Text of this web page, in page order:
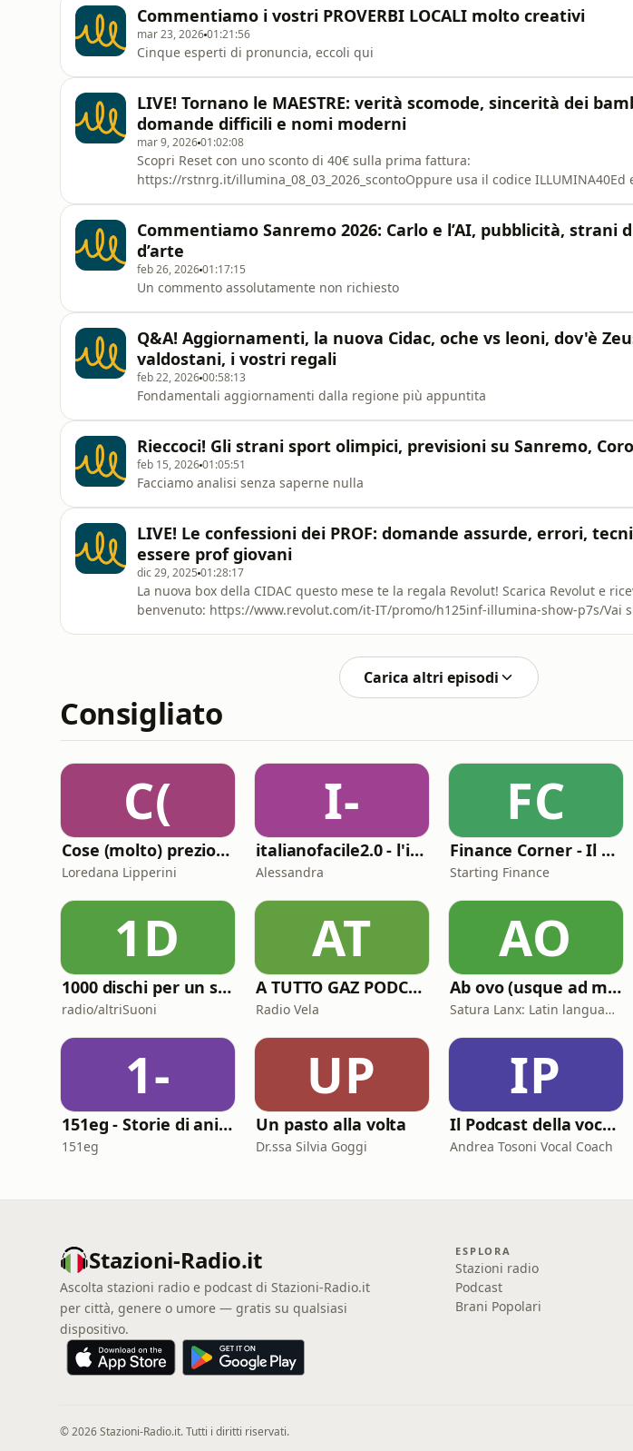
da Luca DodaroPuntata sponsorizzata da Reset
Commentiamo i vostri PROVERBI LOCALI molto creativi
mar 23, 202601:21:56
Cinque esperti di pronuncia, eccoli qui
LIVE! Tornano le MAESTRE: verità scomode, sincerità dei
domande difficili e nomi moderni
mar 9, 202601:02:08
Scopri Reset con uno sconto di 40€ sulla prima fattura:
https://rstnrg.it/illumina_08_03_2026_scontoOppure usa il codice ILLUMINA40Ed
Commentiamo Sanremo 2026: Carlo e l’AI, pubblicità, strani
d’arte
feb 26, 202601:17:15
Un commento assolutamente non richiesto
Q&A! Aggiornamenti, la nuova Cidac, oche vs leoni, dov'è
valdostani, i vostri regali
feb 22, 202600:58:13
Fondamentali aggiornamenti dalla regione più appuntita
Rieccoci! Gli strani sport olimpici, previsioni su Sanremo,
feb 15, 202601:05:51
Facciamo analisi senza saperne nulla
LIVE! Le confessioni dei PROF: domande assurde, errori,
essere prof giovani
dic 29, 2025 01:28:17
La nuova box della CIDAC questo mese te la regala Revolut! Scarica Revolut e
benvenuto: https://www.revolut.com/it-IT/promo/h125inf-illumina-show-p7s/Vai
Carica altri episodi
Consigliato
C(
Cose (molto) preziose
Loredana Lipperini
I-
italianofacile2.0 - l'italiano con le canzoni
Alessandra
FC
Finance Corner - Il podcast di Starting Finance
Starting Finance
1D
1000 dischi per un secolo
radio/altriSuoni
AT
A TUTTO GAZ PODCAST
Radio Vela
AO
Ab ovo (usque ad mala)
Satura Lanx: Latin language and literature for beginners.
1-
151eg - Storie di animazione
151eg
UP
Un pasto alla volta
Dr.ssa Silvia Goggi
IP
Il Podcast della voce e del canto
Andrea Tosoni Vocal Coach
Stazioni-Radio.it
Ascolta stazioni radio e podcast di Stazioni-Radio.it
per città, genere o umore — gratis su qualsiasi
dispositivo.
ESPLORA
Stazioni radio
Podcast
Brani Popolari
© 2026 Stazioni-Radio.it. Tutti i diritti riservati.